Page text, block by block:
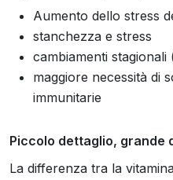
Aumento dello stress
stanchezza e stress
cambiamenti
maggiore necessità di
immunitarie
Piccolo dettaglio, grande
La differenza tra la